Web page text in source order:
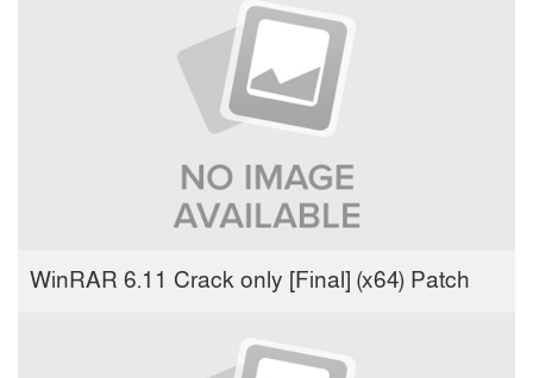
WinRAR 6.11 Crack only [Final] (x64) Patch